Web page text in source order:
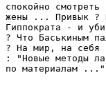
спокойно
жены ... Привык ?
Гиппократа - и
? Что Баськиным
? На мир, на себя
: "Новые методы
по материалам ..."